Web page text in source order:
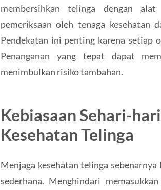
membersihkan telinga dengan
pemeriksaan oleh tenaga kesehatan
Pendekatan ini penting karena setiap
Penanganan yang tepat dapat
menimbulkan risiko tambahan.
Kebiasaan Sehari-
Kesehatan Telinga
Menjaga kesehatan telinga
sederhana. Menghindari